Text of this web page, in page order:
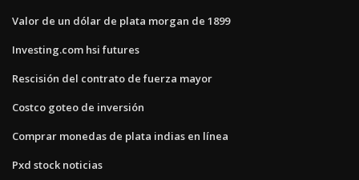
Valor de un dólar de plata morgan de 1899
Investing.com hsi futures
Rescisión del contrato de fuerza mayor
Costco goteo de inversión
Comprar monedas de plata indias en línea
Pxd stock noticias